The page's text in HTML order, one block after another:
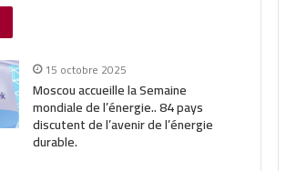
15 octobre 2025
Moscou accueille la Semaine
mondiale de l’énergie.. 84 pays
discutent de l’avenir de l’énergie
durable.